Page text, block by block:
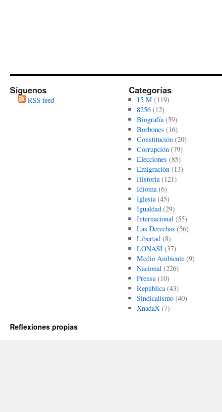
Síguenos
RSS feed
Categorías
15 M(119)
8256(12)
Biografía(59)
Borbones (16)
Constitución(20)
Corrupción(79)
Elecciones (85)
Emigración(13)
Historia(121)
Idioma(6)
Iglesia(45)
Igualdad(29)
Internacional(55)
Las Derechas (56)
Libertad(8)
LONASI(37)
Medio Ambiente(9)
Nacional(226)
Prensa(10)
República(43)
Sindicalismo(40)
XnadaX(7)
Reflexiones propias